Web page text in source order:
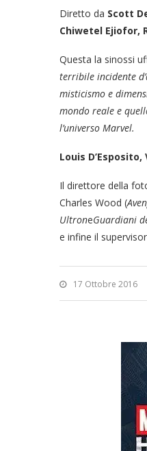
Diretto da Scott
Chiwetel Ejiofor,
Questa la sinossi
terribile incidente
misticismo e
mondo reale e
l’universo Marvel.
Louis
Il direttore della
Charles Wood (
UltroneGuardiani
e infine il
17 Ottobre 2016